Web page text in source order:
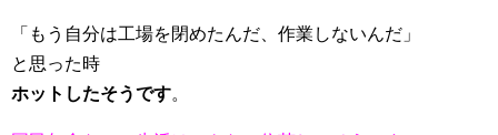
「もう自分は工場を閉めたんだ、作業しないんだ」
と思った時
ホットしたそうです。